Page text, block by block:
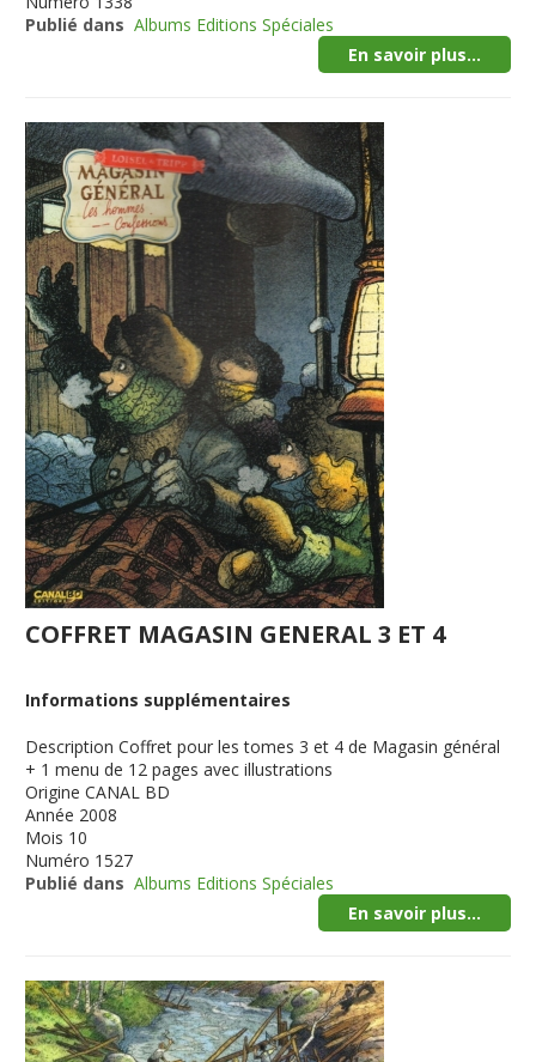
Publié dans Albums Editions Spéciales
En savoir plus...
COFFRET MAGASIN GENERAL 3 ET 4
Informations supplémentaires
Description Coffret pour les tomes 3 et 4 de Magasin général
+ 1 menu de 12 pages avec illustrations
Origine CANAL BD
Année 2008
Mois 10
Numéro 1527
Publié dans Albums Editions Spéciales
En savoir plus...